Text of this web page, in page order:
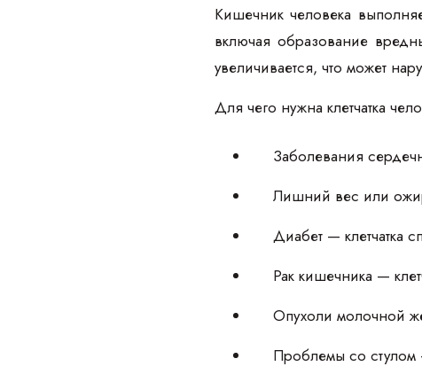
Кишечник человека
включая образование
увеличивается, что может
Для чего нужна клетчатка
Заболевания
Лишний вес или
Диабет — клетчатка
Рак кишечника —
Опухоли молочной
Проблемы со